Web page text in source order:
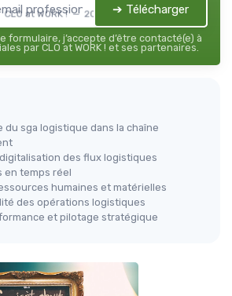
CLO at WORK ! — 2026 ➔ Télécharger
formulaire, j’accepte d’être contacté(e) à
par CLO at WORK ! et ses partenaires.
du sga logistique dans la chaîne
des flux logistiques
en temps réel
humaines et matérielles
des opérations logistiques
et pilotage stratégique